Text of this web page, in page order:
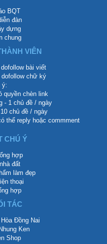
BQT
đàn
dựng
chung
VIÊN
bài viết
chữ ký
ý:
quyền chèn link
- 1 chủ đề / ngày
chủ đề / ngày
thể reply hoặc commment
CHÚ Ý
hợp
đất
làm đẹp
thoại
hợp
TÁC
Đồng Nai
Ken
Shop